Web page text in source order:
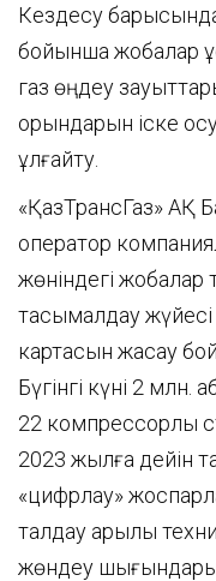
Кездесу
бойынша жобалар
газ өңдеу
орындарын іске
ұлғайту.
«ҚазТрансГаз» АҚ
оператор
жөніндегі жобалар
тасымалдау
картасын жасау
Бүгінгі күні 2 млн.
22 компрессорлық
2023 жылға дейін
«цифрлау»
талдау арқылы
жөндеу